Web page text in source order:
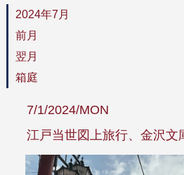
2024年7月
前月
翌月
箱庭
7/1/2024/MON
江戸当世図上旅行、金沢文